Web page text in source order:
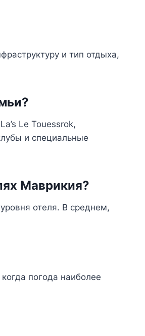
и тип отдыха,
Le Touessrok,
и специальные
Маврикия?
отеля. В среднем,
погода наиболее